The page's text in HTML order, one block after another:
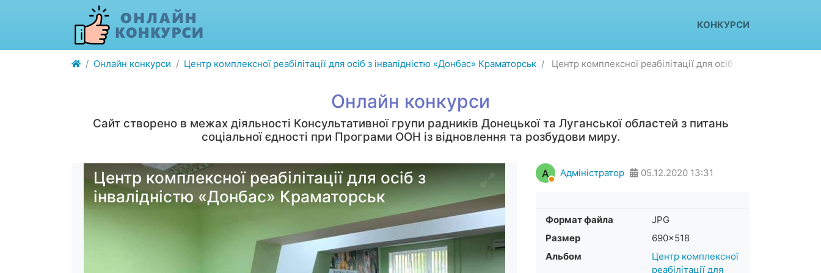
КОНКУРСИ
Онлайн конкурси Центр комплексної реабілітації для осіб з інвалідністю «Донбас» Краматорськ Центр комплексної реабілітації для осіб з інвалідністю
Онлайн конкурси
Сайт створено в межах діяльності Консультативної групи радників Донецької та Луганської областей з питань
соціальної єдності при Програми ООН із відновлення та розбудови миру.
Центр комплексної реабілітації для осіб з
інвалідністю «Донбас» Краматорськ
А Адміністратор 05.12.2020 13:31
Формат файла
JPG
Размер
690×518
Альбом
Центр комплексної
реабілітації для